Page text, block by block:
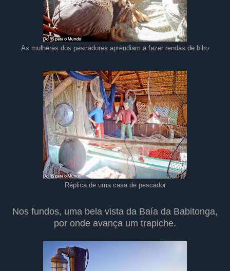
As mulheres dos pescadores aprendiam a fazer rendas de bilro
Réplica de uma casa de pescador
Nos fundos, uma bela vista da Baía da Babitonga,
por onde avança um trapiche.